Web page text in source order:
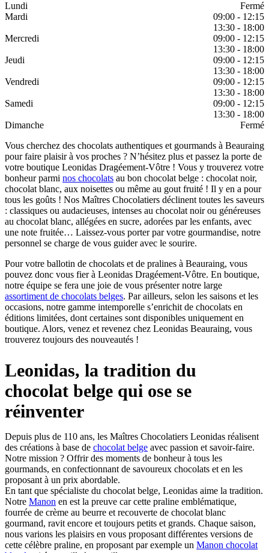
Lundi
Fermé
Mardi
09:00 - 12:15
13:30 - 18:00
Mercredi
09:00 - 12:15
13:30 - 18:00
Jeudi
09:00 - 12:15
13:30 - 18:00
Vendredi
09:00 - 12:15
13:30 - 18:00
Samedi
09:00 - 12:15
13:30 - 18:00
Dimanche
Fermé
Vous cherchez des chocolats authentiques et gourmands à Beauraing
pour faire plaisir à vos proches ? N’hésitez plus et passez la porte de
votre boutique Leonidas Dragéement-Vôtre ! Vous y trouverez votre
bonheur parmi nos chocolats au bon chocolat belge : chocolat noir,
chocolat blanc, aux noisettes ou même au gout fruité ! Il y en a pour
tous les goûts ! Nos Maîtres Chocolatiers déclinent toutes les saveurs
: classiques ou audacieuses, intenses au chocolat noir ou généreuses
au chocolat blanc, allégées en sucre, adorées par les enfants, avec
une note fruitée… Laissez-vous porter par votre gourmandise, notre
personnel se charge de vous guider avec le sourire.
Pour votre ballotin de chocolats et de pralines à Beauraing, vous
pouvez donc vous fier à Leonidas Dragéement-Vôtre. En boutique,
notre équipe se fera une joie de vous présenter notre large
assortiment de chocolats belges. Par ailleurs, selon les saisons et les
occasions, notre gamme intemporelle s’enrichit de chocolats en
éditions limitées, dont certaines sont disponibles uniquement en
boutique. Alors, venez et revenez chez Leonidas Beauraing, vous
trouverez toujours des nouveautés !
Leonidas, la tradition du
chocolat belge qui ose se
réinventer
Depuis plus de 110 ans, les Maîtres Chocolatiers Leonidas réalisent
des créations à base de chocolat belge avec passion et savoir-faire.
Notre mission ? Offrir des moments de bonheur à tous les
gourmands, en confectionnant de savoureux chocolats et en les
proposant à un prix abordable.
En tant que spécialiste du chocolat belge, Leonidas aime la tradition.
Notre Manon en est la preuve car cette praline emblématique,
fourrée de crème au beurre et recouverte de chocolat blanc
gourmand, ravit encore et toujours petits et grands. Chaque saison,
nous varions les plaisirs en vous proposant différentes versions de
cette célèbre praline, en proposant par exemple un Manon chocolat